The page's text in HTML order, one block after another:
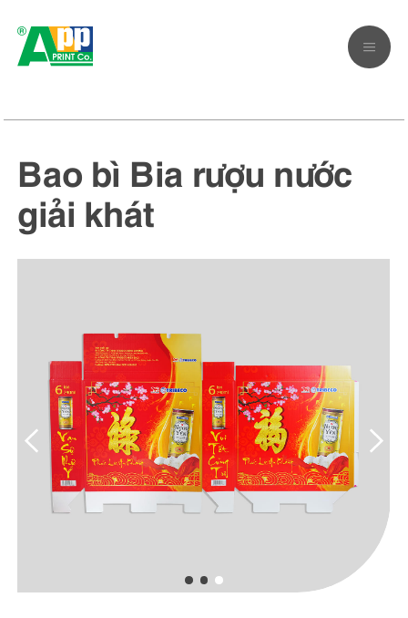
Bao bì Bia rượu nước
giải khát